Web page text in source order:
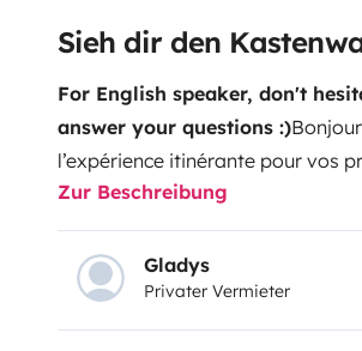
Sieh dir den
For English speaker, don't
answer your questions :)
l’expérience itinérante pour vos
entre amis, séjournez à bord de
bien aménagé. Vous allez
neuf, avec la nouvelle cabine
avec le minimum de contrainte,
circuler en toute de simplicité.
Zur Beschreibung
Gladys
Privater Vermieter